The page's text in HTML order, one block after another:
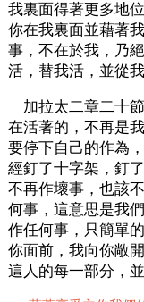
我裏面得著更多地
你在我裏面並藉著
事，不在於我，乃
活，替我活，並從我
加拉太二章二十
在活著的，不再是
要停下自己的作為
經釘了十字架，釘
不再作壞事，也該
何事，這意思是我
作任何事，只簡單
你面前，我向你敞
這人的每一部分，